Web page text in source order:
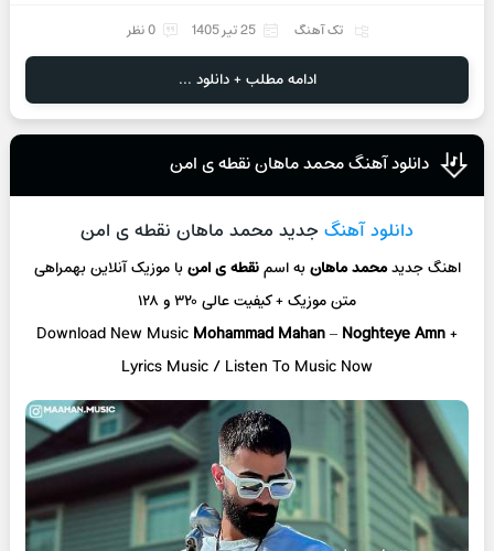
تک آهنگ 25 تیر 1405 0 نظر
ادامه مطلب + دانلود ...
دانلود آهنگ محمد ماهان نقطه ی امن
دانلود آهنگ جدید محمد ماهان نقطه ی امن
اهنگ جدیدمحمد ماهانبه اسمنقطه ی امنبا موزیک آنلاینبهمراهی
متن موزیک + کیفیت عالی ۳۲۰ و ۱۲۸
Download New Music Mohammad Mahan– Noghteye Amn+
Lyrics Music / Listen To Music Now